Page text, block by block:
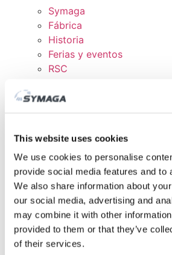
This website uses cookies
We use cookies to personalise
provide social media features and to
We also share information about
our social media, advertising and
may combine it with other
provided to them or that they’ve
of their services.
Symaga
Fábrica
Historia
Ferias y eventos
RSC
Certificados y políticas